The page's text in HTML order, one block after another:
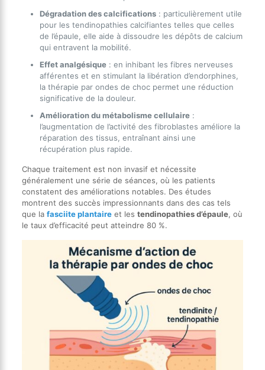
Dégradation des calcifications: particulièrement utile
pour les tendinopathies calcifiantes telles que celles
de l’épaule, elle aide à dissoudre les dépôts de calcium
qui entravent la mobilité.
Effet analgésique: en inhibant les fibres nerveuses
afférentes et en stimulant la libération d’endorphines,
la thérapie par ondes de choc permet une réduction
significative de la douleur.
Amélioration du métabolisme cellulaire:
l’augmentation de l’activité des fibroblastes améliore la
réparation des tissus, entraînant ainsi une
récupération plus rapide.
Chaque traitement est non invasif et nécessite
généralement une série de séances, où les patients
constatent des améliorations notables. Des études
montrent des succès impressionnants dans des cas tels
que la fasciite plantaireet les tendinopathies d’épaule, où
le taux d’efficacité peut atteindre 80 %.